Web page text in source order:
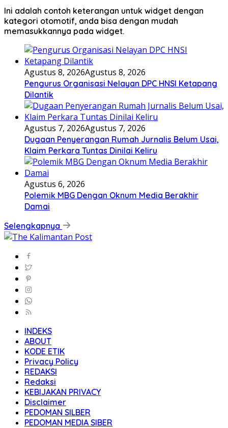
Ini adalah contoh keterangan untuk widget dengan
kategori otomotif, anda bisa dengan mudah
memasukkannya pada widget.
Agustus 8, 2026Agustus 8, 2026
Pengurus Organisasi Nelayan DPC HNSI Ketapang
Dilantik
Agustus 7, 2026Agustus 7, 2026
Dugaan Penyerangan Rumah Jurnalis Belum Usai,
Klaim Perkara Tuntas Dinilai Keliru
Agustus 6, 2026
Polemik MBG Dengan Oknum Media Berakhir
Damai
Selengkapnya
INDEKS
ABOUT
KODE ETIK
Privacy Policy
REDAKSI
Redaksi
KEBIJAKAN PRIVACY
Disclaimer
PEDOMAN SILBER
PEDOMAN MEDIA SIBER